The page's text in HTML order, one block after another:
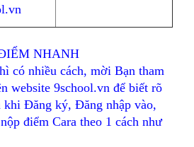
NHANH
có nhiều cách, mời Bạn tham
website 9school.vn để biết rõ
khi Đăng ký, Đăng nhập vào,
điểm Cara theo 1 cách như